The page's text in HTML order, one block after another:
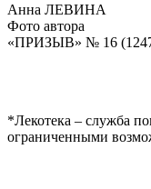
Анна ЛЕВИНА
Фото автора
«ПРИЗЫВ» № 16
*Лекотека – служба
ограниченными